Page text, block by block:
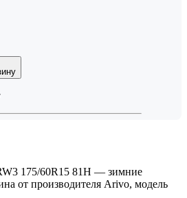
175/60R15 81H — зимние
от производителя Arivo, модель